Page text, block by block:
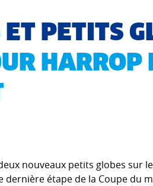
PETITS
HARROP
nouveaux petits globes sur
dernière étape de la Coupe du